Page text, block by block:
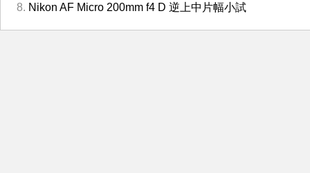
Nikon AF Micro 200mm f4 D 逆上中片幅小試